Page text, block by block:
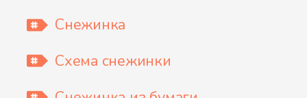
Снежинка
Схема снежинки